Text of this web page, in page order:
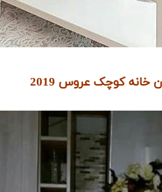
خانه کوچک عروس 2019